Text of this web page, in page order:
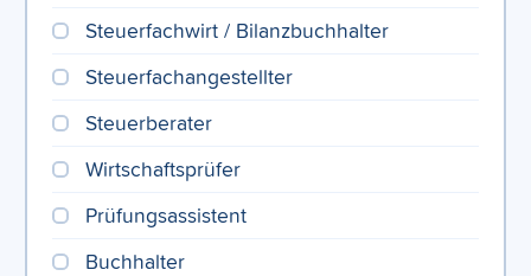
Steuerfachwirt / Bilanzbuchhalter
Steuerfachangestellter
Steuerberater
Wirtschaftsprüfer
Prüfungsassistent
Buchhalter